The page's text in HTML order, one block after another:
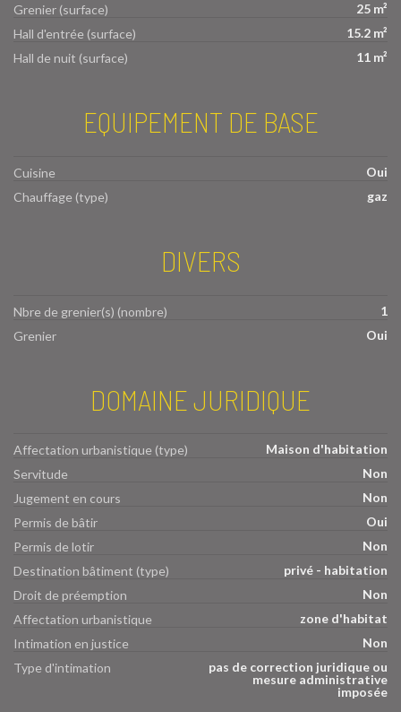
Grenier (surface)
25 m²
Hall d'entrée (surface)
15.2 m²
Hall de nuit (surface)
11 m²
EQUIPEMENT DE BASE
Cuisine
Oui
Chauffage (type)
gaz
DIVERS
Nbre de grenier(s) (nombre)
1
Grenier
Oui
DOMAINE JURIDIQUE
Affectation urbanistique (type)
Maison d'habitation
Servitude
Non
Jugement en cours
Non
Permis de bâtir
Oui
Permis de lotir
Non
Destination bâtiment (type)
privé - habitation
Droit de préemption
Non
Affectation urbanistique
zone d'habitat
Intimation en justice
Non
Type d'intimation
pas de correction juridique ou
mesure administrative
imposée